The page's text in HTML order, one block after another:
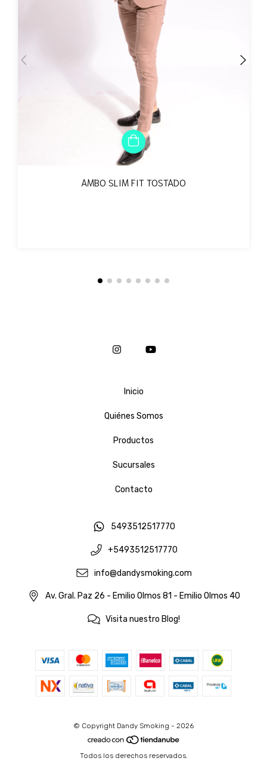
AMBO SLIM FIT TOSTADO
Inicio
Quiénes Somos
Productos
Sucursales
Contacto
5493512517770
+5493512517770
info@dandysmoking.com
Av. Gral. Paz 26 - Emilio Olmos 81 - Emilio Olmos 40
Visita nuestro Blog!
© Copyright Dandy Smoking - 2026
Todos los derechos reservados.